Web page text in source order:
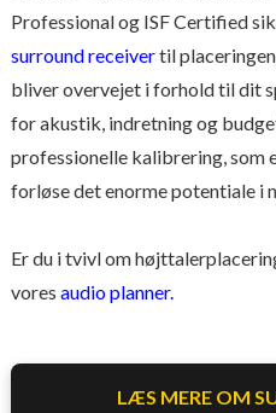
Professional og ISF Certified
surround receivertil
bliver overvejet i forhold til dit
for akustik, indretning og
professionelle kalibrering, som
forløse det enorme potentiale i
Er du i tvivl om
vores audio planner.
LÆS MERE OM